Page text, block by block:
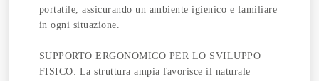
portatile, assicurando un ambiente igienico e familiare
in ogni situazione.
SUPPORTO ERGONOMICO PER LO SVILUPPO
FISICO: La struttura ampia favorisce il naturale